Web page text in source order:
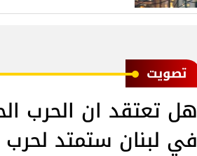
ﺗﺼﻮﻳﺖ
هل تعتقد ان الحرب
في لبنان ستمتد